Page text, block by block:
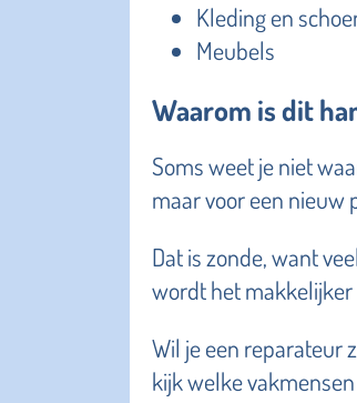
Kleding en
Meubels
Waarom is dit
Soms weet je niet
maar voor een nieuw
Dat is zonde, want
wordt het
Wil je een reparateur
kijk welke